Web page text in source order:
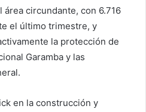
circundante, con 6.716
el último trimestre, y
la protección de
Garamba y las
en la construcción y